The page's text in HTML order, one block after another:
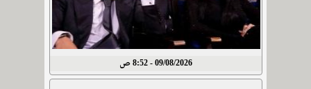
09/08/2026 - 8:52 ص